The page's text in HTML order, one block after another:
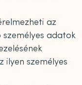
az
adatok
ilyen személyes